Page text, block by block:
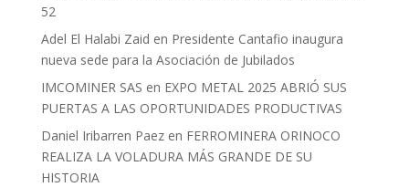
52
Adel El Halabi Zaid en Presidente Cantafio inaugura
nueva sede para la Asociación de Jubilados
IMCOMINER SAS en EXPO METAL 2025 ABRIÓ SUS
PUERTAS A LAS OPORTUNIDADES PRODUCTIVAS
Daniel Iribarren Paezen FERROMINERA ORINOCO
REALIZA LA VOLADURA MÁS GRANDE DE SU
HISTORIA